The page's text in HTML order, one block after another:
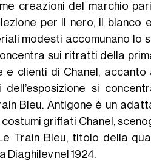
creazioni del marchio
per il nero, il
modesti accomunano
sui ritratti della
e clienti di Chanel,
dell’esposizione si
Bleu. Antigone è un
griffati Chanel,
Train Bleu, titolo della
nel 1924.